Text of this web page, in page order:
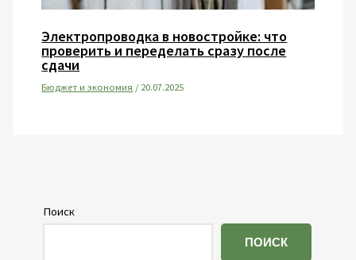
Электропроводка в новостройке: что
проверить и переделать сразу после
сдачи
Бюджет и экономия /20.07.2025
Поиск
ПОИСК